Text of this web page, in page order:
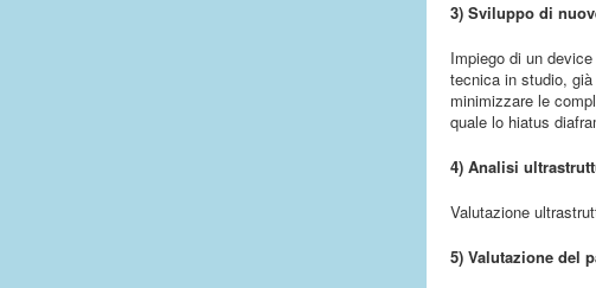
3) Sviluppo di
Impiego di un
tecnica in studio,
minimizzare le
quale lo hiatus
4) Analisi
Valutazione
5) Valutazione del